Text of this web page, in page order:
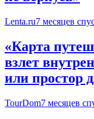
Lenta.ru7 месяцев
«Карта
взлет
или простор
TourDom7 месяцев